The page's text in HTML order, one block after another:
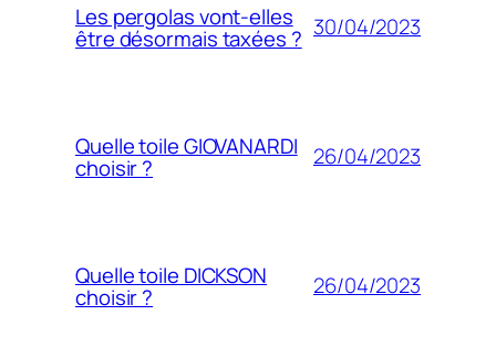
Les pergolas vont-elles
être désormais taxées ? 30/04/2023
Quelle toile GIOVANARDI
choisir ? 26/04/2023
Quelle toile DICKSON
choisir ? 26/04/2023